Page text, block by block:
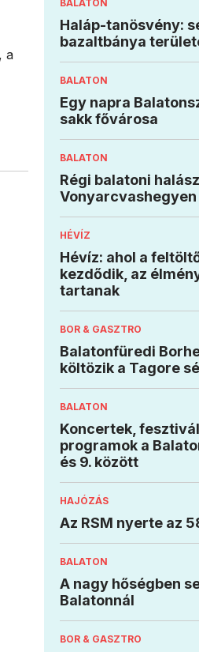
a
BALATON
Haláp-tanösvény:
bazaltbánya
BALATON
Egy napra
sakk fővárosa
BALATON
Régi balatoni
Vonyarcvashegyen
HÉVÍZ
Hévíz: ahol a
kezdődik, az
tartanak
BOR & GASZTRO
Balatonfüredi
költözik a Tagore
BALATON
Koncertek,
programok a
és 9. között
HAJÓZÁS
Az RSM nyerte az
BALATON
A nagy hőségben
Balatonnál
BOR & GASZTRO